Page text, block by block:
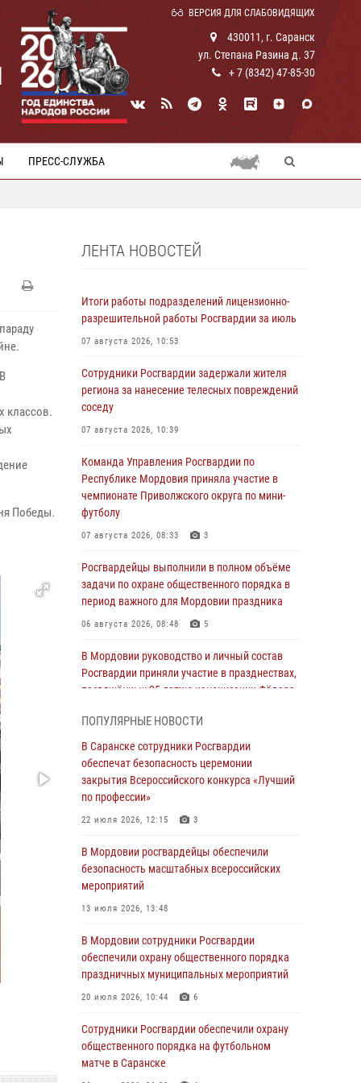
ВЕРСИЯ ДЛЯ СЛАБОВИДЯЩИХ
430011, г. Саранск
ул. Степана Разина д. 37
+ 7 (8342) 47-85-30
ПРЕСС-СЛУЖБА
классов.
Победы.
ЛЕНТА НОВОСТЕЙ
Итоги работы подразделений лицензионно-
разрешительной работы Росгвардии за июль
07 августа 2026, 10:53
Сотрудники Росгвардии задержали жителя
региона за нанесение телесных повреждений
соседу
07 августа 2026, 10:39
Команда Управления Росгвардии по
Республике Мордовия приняла участие в
чемпионате Приволжского округа по мини-
футболу
07 августа 2026, 08:33 3
Росгвардейцы выполнили в полном объёме
задачи по охране общественного порядка в
период важного для Мордовии праздника
06 августа 2026, 08:48 5
В Мордовии руководство и личный состав
Росгвардии приняли участие в празднествах,
посвящённых 25-летию канонизации Фёдора
В Саранске сотрудники Росгвардии
задержали дебошира, повредившего
имущество в кафе
06 августа 2026, 07:03
В Саранске по обращению жителей
правоохранители отреагировали
незамедлительно
05 августа 2026, 15:04
В Саранске сотрудники Росгвардии
задержали мужчину, подозреваемого в
причинении телесных повреждений супруге
05 августа 2026, 12:34
Росгвардейцы обеспечили общественную
безопасность во время проведения
масштабного праздника в Темникове
ПОПУЛЯРНЫЕ НОВОСТИ
В Саранске сотрудники Росгвардии
обеспечат безопасность церемонии
закрытия Всероссийского конкурса «Лучший
по профессии»
22 июля 2026, 12:15 3
В Мордовии росгвардейцы обеспечили
безопасность масштабных всероссийских
мероприятий
13 июля 2026, 13:48
В Мордовии сотрудники Росгвардии
обеспечили охрану общественного порядка
праздничных муниципальных мероприятий
20 июля 2026, 10:44 6
Сотрудники Росгвардии обеспечили охрану
общественного порядка на футбольном
матче в Саранске